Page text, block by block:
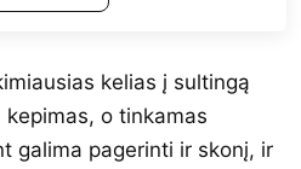
kelias į sultingą
o tinkamas
galima pagerinti ir skonį, ir